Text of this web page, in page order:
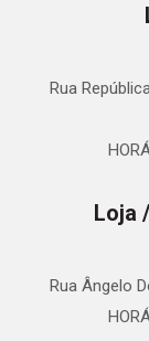
Rua
Loja
Rua Ângelo